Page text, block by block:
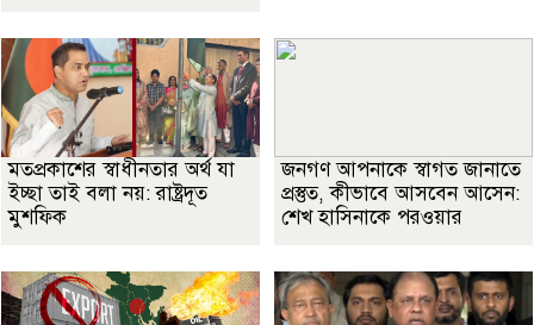
মতপ্রকাশের স্বাধীনতার অর্থ যা
ইচ্ছা তাই বলা নয়: রাষ্ট্রদূত
মুশফিক
জনগণ আপনাকে স্বাগত জানাতে
প্রস্তুত, কীভাবে আসবেন আসেন:
শেখ হাসিনাকে পরওয়ার